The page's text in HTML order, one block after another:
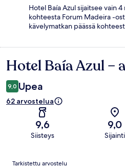
Hotel Baía Azul sijaitsee vain
kohteesta Forum Madeira -
kävelymatkan päässä
Arvostelut
Hotel Baía Azul –
9,0 Upea
62 arvostelua
9,6
Siisteys
9,0
Sijainti
Arvostelut
Tarkistettu arvostelu